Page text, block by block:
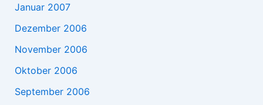
Januar 2007
Dezember 2006
November 2006
Oktober 2006
September 2006